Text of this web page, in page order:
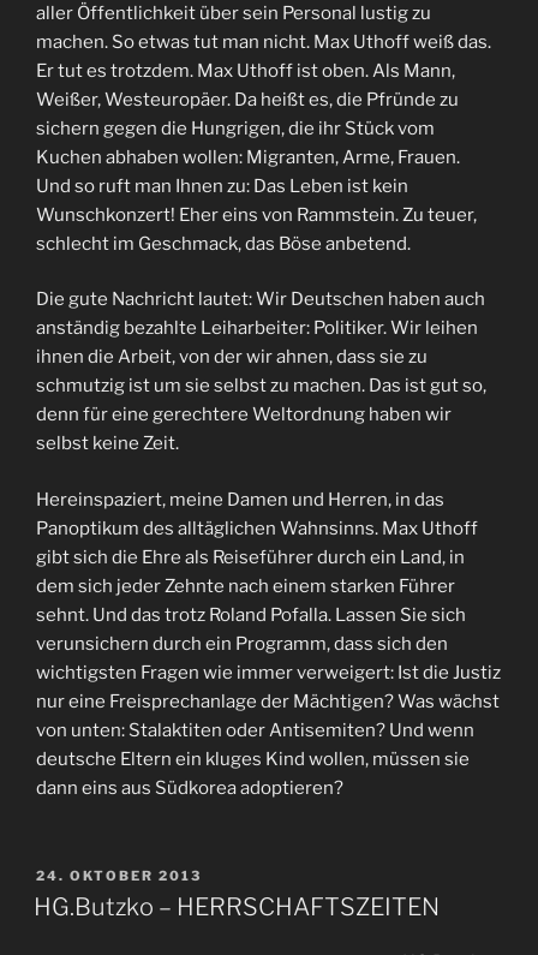
aller Öffentlichkeit über sein Personal lustig zu
machen. So etwas tut man nicht. Max Uthoff weiß das.
Er tut es trotzdem. Max Uthoff ist oben. Als Mann,
Weißer, Westeuropäer. Da heißt es, die Pfründe zu
sichern gegen die Hungrigen, die ihr Stück vom
Kuchen abhaben wollen: Migranten, Arme, Frauen.
Und so ruft man Ihnen zu: Das Leben ist kein
Wunschkonzert! Eher eins von Rammstein. Zu teuer,
schlecht im Geschmack, das Böse anbetend.
Die gute Nachricht lautet: Wir Deutschen haben auch
anständig bezahlte Leiharbeiter: Politiker. Wir leihen
ihnen die Arbeit, von der wir ahnen, dass sie zu
schmutzig ist um sie selbst zu machen. Das ist gut so,
denn für eine gerechtere Weltordnung haben wir
selbst keine Zeit.
Hereinspaziert, meine Damen und Herren, in das
Panoptikum des alltäglichen Wahnsinns. Max Uthoff
gibt sich die Ehre als Reiseführer durch ein Land, in
dem sich jeder Zehnte nach einem starken Führer
sehnt. Und das trotz Roland Pofalla. Lassen Sie sich
verunsichern durch ein Programm, dass sich den
wichtigsten Fragen wie immer verweigert: Ist die Justiz
nur eine Freisprechanlage der Mächtigen? Was wächst
von unten: Stalaktiten oder Antisemiten? Und wenn
deutsche Eltern ein kluges Kind wollen, müssen sie
dann eins aus Südkorea adoptieren?
VERÖFFENTLICHT
AM
24. OKTOBER 2013
HG.Butzko – HERRSCHAFTSZEITEN